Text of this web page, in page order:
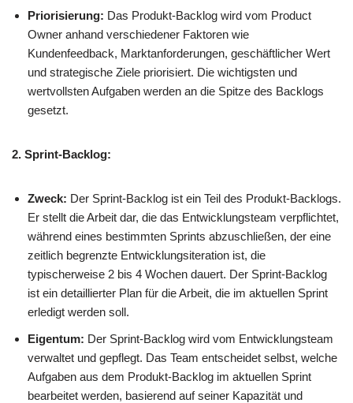
Priorisierung: Das Produkt-Backlog wird vom Product
Owner anhand verschiedener Faktoren wie
Kundenfeedback, Marktanforderungen, geschäftlicher Wert
und strategische Ziele priorisiert. Die wichtigsten und
wertvollsten Aufgaben werden an die Spitze des Backlogs
gesetzt.
2. Sprint-Backlog:
Zweck: Der Sprint-Backlog ist ein Teil des Produkt-Backlogs.
Er stellt die Arbeit dar, die das Entwicklungsteam verpflichtet,
während eines bestimmten Sprints abzuschließen, der eine
zeitlich begrenzte Entwicklungsiteration ist, die
typischerweise 2 bis 4 Wochen dauert. Der Sprint-Backlog
ist ein detaillierter Plan für die Arbeit, die im aktuellen Sprint
erledigt werden soll.
Eigentum: Der Sprint-Backlog wird vom Entwicklungsteam
verwaltet und gepflegt. Das Team entscheidet selbst, welche
Aufgaben aus dem Produkt-Backlog im aktuellen Sprint
bearbeitet werden, basierend auf seiner Kapazität und